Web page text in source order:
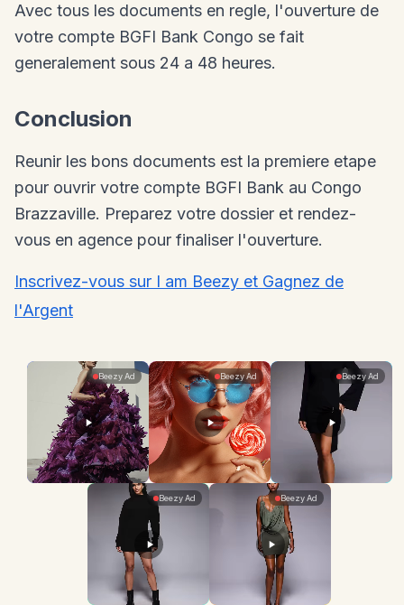
Avec tous les documents en regle, l'ouverture de
votre compte BGFI Bank Congo se fait
generalement sous 24 a 48 heures.
Conclusion
Reunir les bons documents est la premiere etape
pour ouvrir votre compte BGFI Bank au Congo
Brazzaville. Preparez votre dossier et rendez-
vous en agence pour finaliser l'ouverture.
Inscrivez-vous sur I am Beezy et Gagnez de
l'Argent